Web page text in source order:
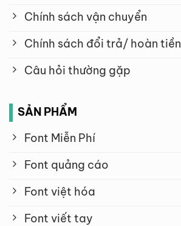
Chính sách vận chuyển
Chính sách đổi trả/ hoàn tiền
Câu hỏi thường gặp
SẢN PHẨM
Font Miễn Phí
Font quảng cáo
Font việt hóa
Font viết tay